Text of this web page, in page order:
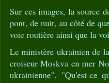
Sur ces images, la source
pont, de nuit, au côté de
voie routière ainsi que la
Le ministère ukrainien de
croiseur Moskva en mer
ukrainienne". "Qu'est-ce